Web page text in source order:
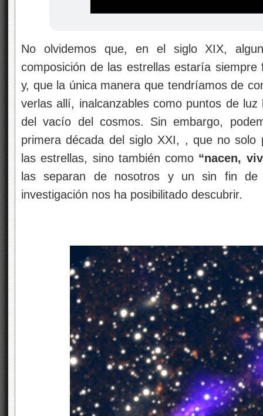
No olvidemos que, en el siglo XIX,
composición de las estrellas estaría
y, que la única manera que tendríamos de
verlas allí, inalcanzables como puntos de
del vacío del cosmos. Sin embargo,
primera década del siglo XXI, , que no solo
las estrellas, sino también como “nacen,
las separan de nosotros y un sin fin
investigación nos ha posibilitado descubrir.